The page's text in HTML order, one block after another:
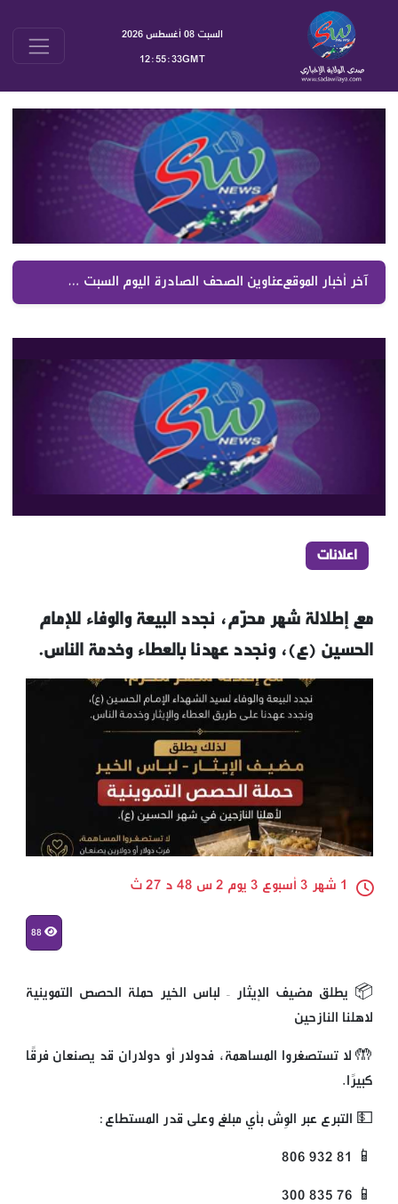
السبت 08 أغسطس 2026
12:55:33GMT
آخر أخبار الموقع : عناوين الصحف الصادرة اليوم السبت 08082026
اعلانات
مع إطلالة شهر محرّم، نجدد البيعة والوفاء للإمام
الحسين (ع)، ونجدد عهدنا بالعطاء وخدمة الناس.
1 شهر 3 أسبوع 3 يوم 2 س 48 د 27 ث
88
📦 يطلق مضيف الإيثار – لباس الخير حملة الحصص التموينية
لاهلنا النازحين
🤲 لا تستصغروا المساهمة، فدولار أو دولاران قد يصنعان فرقًا
كبيرًا.
💵 التبرع عبر الوِش بأي مبلغ وعلى قدر المستطاع:
📱 81 932 806
📱 76 835 300